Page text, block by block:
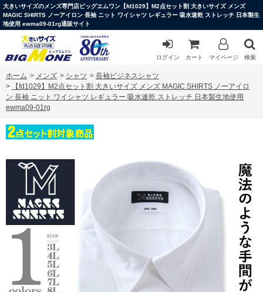
大きいサイズのメンズ専門店ビッグエムワン【fd1029】M2点セット割 大きいサイズ メンズ
MAGIC SHIRTS ノーアイロン 長袖 ニット ワイシャツ レギュラー 吸水速乾 ストレッチ 日本製生
地使用 ewma09-01rg通販サイト
ログイン カート マイページ 検索
ホーム > メンズ > シャツ > 長袖ビジネスシャツ
>
【fd1029】M2点セット割 大きいサイズ メンズ MAGIC SHIRTS ノーアイロ
ン 長袖 ニット ワイシャツ レギュラー 吸水速乾 ストレッチ 日本製生地使用
ewma09-01rg